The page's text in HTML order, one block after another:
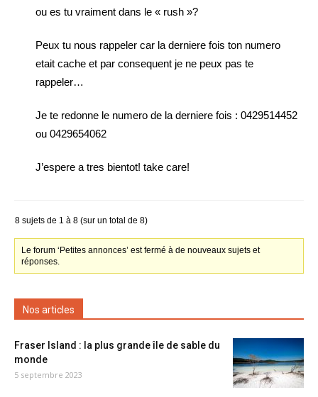
ou es tu vraiment dans le « rush »?
Peux tu nous rappeler car la derniere fois ton numero
etait cache et par consequent je ne peux pas te
rappeler…
Je te redonne le numero de la derniere fois : 0429514452
ou 0429654062
J’espere a tres bientot! take care!
8 sujets de 1 à 8 (sur un total de 8)
Le forum ‘Petites annonces’ est fermé à de nouveaux sujets et
réponses.
Nos articles
Fraser Island : la plus grande île de sable du
monde
5 septembre 2023